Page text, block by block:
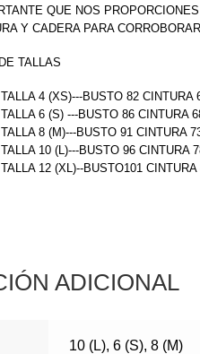
QUE NOS
Y CADERA PARA
TALLAS
TALLA 4 (XS)---BUSTO 82 CINTURA
TALLA 6 (S) ---BUSTO 86 CINTURA
TALLA 8 (M)---BUSTO 91 CINTURA
TALLA 10 (L)---BUSTO 96 CINTURA
TALLA 12 (XL)--BUSTO101 CINTURA
ADICIONAL
10 (L), 6 (S), 8 (M)